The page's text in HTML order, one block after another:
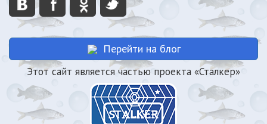
Перейти на блог
Этот сайт является частью проекта «Сталкер»